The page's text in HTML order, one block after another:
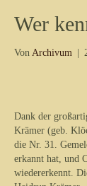
Wer
Von Archivum
Dank der
Krämer (geb.
die Nr. 31.
erkannt hat, und
wiedererkennt.